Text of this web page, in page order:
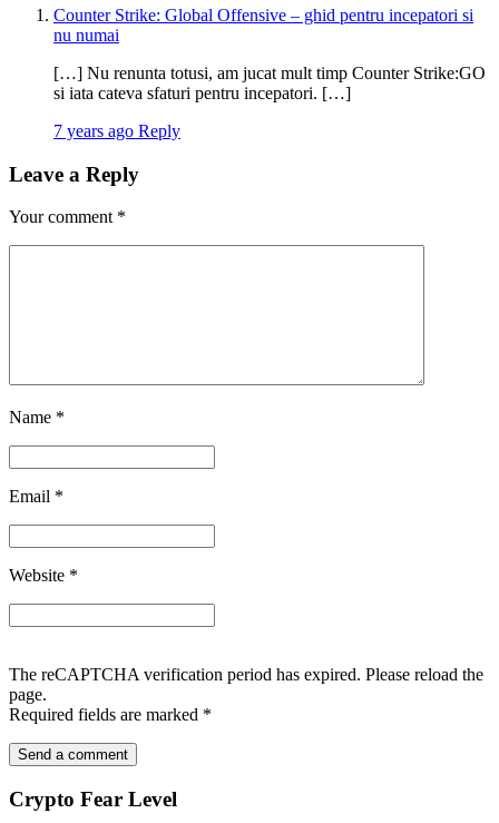
Counter Strike: Global Offensive – ghid pentru incepatori si
nu numai
[…] Nu renunta totusi, am jucat mult timp Counter Strike:GO
si iata cateva sfaturi pentru incepatori. […]
7 years ago Reply
Leave a Reply
Your comment *
Name *
Email *
Website *
The reCAPTCHA verification period has expired. Please reload the
page.
Required fields are marked *
Crypto Fear Level